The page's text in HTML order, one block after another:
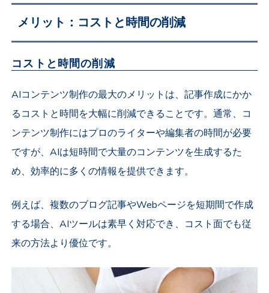
メリット：コストと時間の削減
コストと時間の削減
AIコンテンツ制作の最大のメリットは、記事作成にかか
るコストと時間を大幅に削減できることです。通常、コ
ンテンツ制作にはプロのライターや編集者の時間が必要
ですが、AIは短時間で大量のコンテンツを生成するた
め、効率的に多くの情報を提供できます。
例えば、複数のブログ記事やWebページを短期間で作成
する場合、AIツールは素早く対応でき、コスト面でも従
来の方法より優位です。